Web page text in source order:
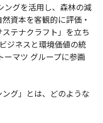
ングを活用し、森林の減
資本を客観的に評価・
テナクラフト」を立ち
ジネスと環境価値の統
ーマツ グループに参画
ング」とは、どのような